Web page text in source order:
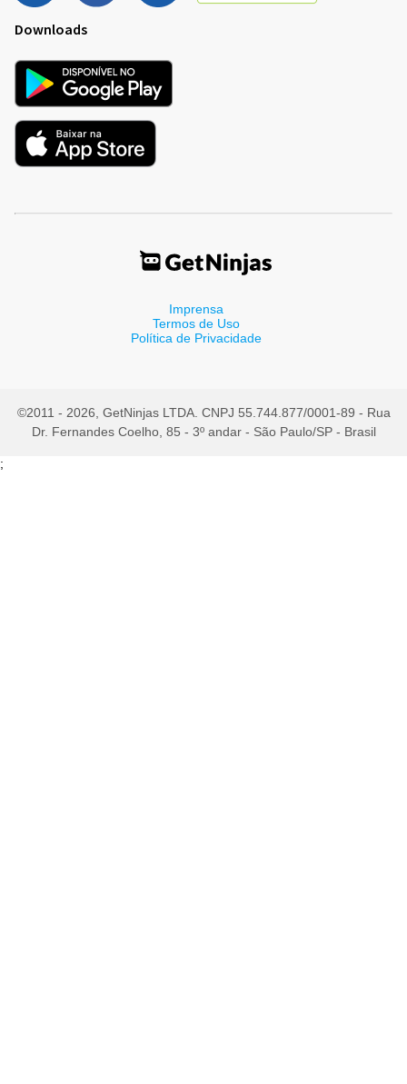
Downloads
Imprensa
Termos de Uso
Política de Privacidade
©2011 - 2026, GetNinjas LTDA. CNPJ 55.744.877/0001-89 - Rua
Dr. Fernandes Coelho, 85 - 3º andar - São Paulo/SP - Brasil
;